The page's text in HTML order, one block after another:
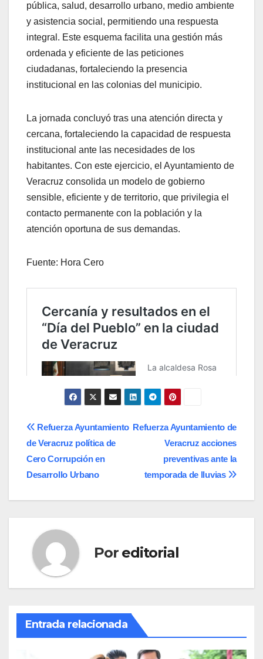
pública, salud, desarrollo urbano, medio ambiente
y asistencia social, permitiendo una respuesta
integral. Este esquema facilita una gestión más
ordenada y eficiente de las peticiones
ciudadanas, fortaleciendo la presencia
institucional en las colonias del municipio.
La jornada concluyó tras una atención directa y
cercana, fortaleciendo la capacidad de respuesta
institucional ante las necesidades de los
habitantes. Con este ejercicio, el Ayuntamiento de
Veracruz consolida un modelo de gobierno
sensible, eficiente y de territorio, que privilegia el
contacto permanente con la población y la
atención oportuna de sus demandas.
Fuente: Hora Cero
Navegación
de
entradas
Refuerza Ayuntamiento de
Veracruz acciones
preventivas ante la
temporada de lluvias
Refuerza Ayuntamiento
de Veracruz política de
Cero Corrupción en
Desarrollo Urbano
Por editorial
Entrada relacionada